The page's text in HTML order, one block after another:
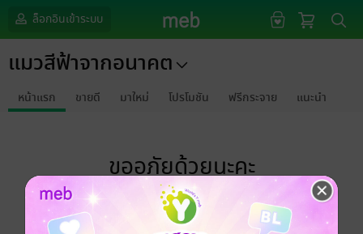
ล็อกอินเข้าระบบ
แมวสีฟ้าจากอนาคต
หน้าแรก ขายดี มาใหม่ โปรโมชัน ฟรีกระจาย แนะนำ
ขออภัยด้วยนะคะ
ไม่พบข้อมูลในหัวข้อที่คุณกำลังชมค่ะ